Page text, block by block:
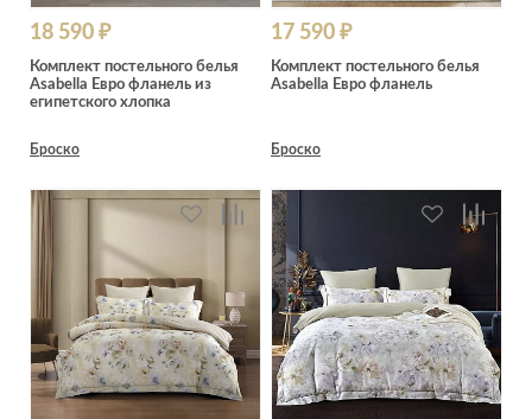
18 590 ₽
Комплект постельного белья
Asabella Евро фланель из
египетского хлопка
Броско
17 590 ₽
Комплект постельного белья
Asabella Евро фланель
Броско